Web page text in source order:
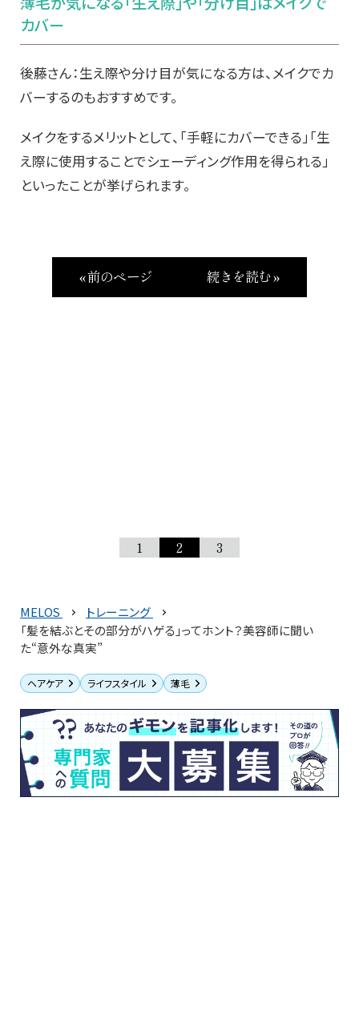
カバー
後藤さん：生え際や分け目が気になる方は、メイクでカ
バーするのもおすすめです。
メイクをするメリットとして、「手軽にカバーできる」「生
え際に使用することでシェーディング作用を得られる」
といったことが挙げられます。
« 前のページ 続きを読む »
1 2 3
MELOS
トレーニング
「髪を結ぶとその部分がハゲる」ってホント？美容師に聞い
た“意外な真実”
ヘアケア ライフスタイル 薄毛